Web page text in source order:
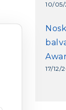
10/05/
17/12/